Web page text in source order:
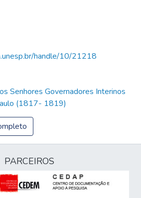
handle/10/21218
Senhores Governadores Interinos
(1817- 1819)
PARCEIROS